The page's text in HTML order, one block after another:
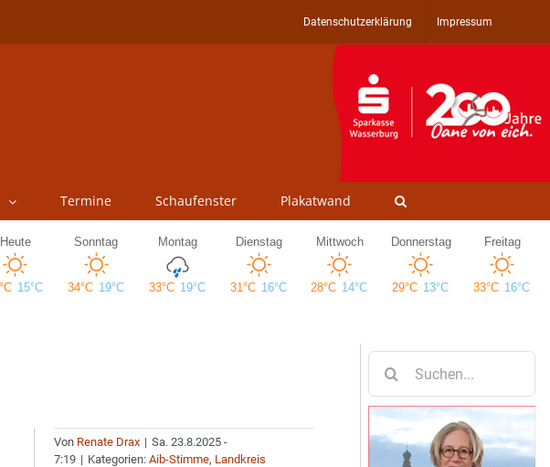
Datenschutzerklärung Impressum
Termine Schaufenster Plakatwand
Von Renate Drax | Sa. 23.8.2025 -
7:19 | Kategorien:Aib-Stimme, Landkreis
nach: